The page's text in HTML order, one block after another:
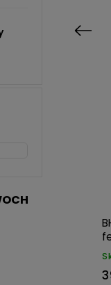
Previous